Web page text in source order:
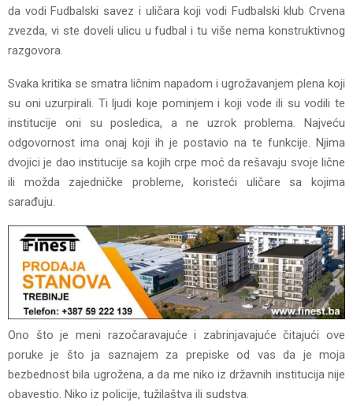
da vodi Fudbalski savez i uličara koji vodi Fudbalski klub Crvena
zvezda, vi ste doveli ulicu u fudbal i tu više nema konstruktivnog
razgovora.
Svaka kritika se smatra ličnim napadom i ugrožavanjem plena koji
su oni uzurpirali. Ti ljudi koje pominjem i koji vode ili su vodili te
institucije oni su posledica, a ne uzrok problema. Najveću
odgovornost ima onaj koji ih je postavio na te funkcije. Njima
dvojici je dao institucije sa kojih crpe moć da rešavaju svoje lične
ili možda zajedničke probleme, koristeći uličare sa kojima
sarađuju.
Ono što je meni razočaravajuće i zabrinjavajuće čitajući ove
poruke je što ja saznajem za prepiske od vas da je moja
bezbednost bila ugrožena, a da me niko iz državnih institucija nije
obavestio. Niko iz policije, tužilaštva ili sudstva.